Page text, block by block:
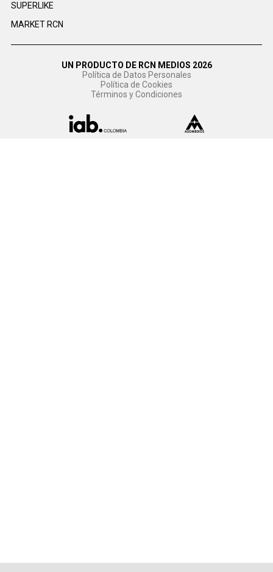
SUPERLIKE
MARKET RCN
UN PRODUCTO DE RCN MEDIOS 2026
Política de Datos Personales
Política de Cookies
Términos y Condiciones